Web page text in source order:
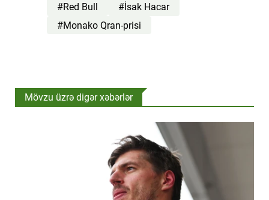
#Red Bull
#İsak Hacar
#Monako Qran-prisi
Mövzu üzrə digər xəbərlər